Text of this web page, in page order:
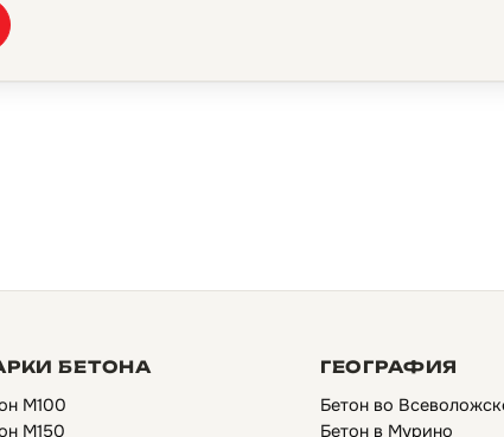
БЕТОНА
М100
М150
ГЕОГРАФИЯ
Бетон во
Бетон в Мурино